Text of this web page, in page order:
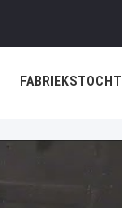
FABRIEKSTOCHT